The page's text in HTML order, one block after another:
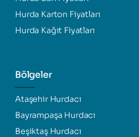
Hurda Karton Fiyatları
Hurda Kağıt Fiyatları
Bölgeler
Ataşehir Hurdacı
Bayrampaşa Hurdacı
Beşiktaş Hurdacı